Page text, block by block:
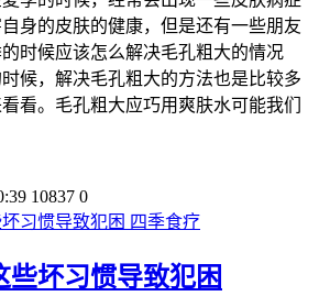
身的皮肤的健康，但是还有一些朋友
时候应该怎么解决毛孔粗大的情况
候，解决毛孔粗大的方法也是比较多
看。毛孔粗大应巧用爽肤水可能我们
10837 0
四季食疗
些坏习惯导致犯困